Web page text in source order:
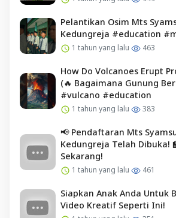
Pelantikan Osim Mts
Kedungreja #education
1 tahun yang lalu 463
How Do Volcanoes Erupt
(🔥 Bagaimana Gunung
#vulcano #education
1 tahun yang lalu 383
📢 Pendaftaran Mts
Kedungreja Telah Dibuka!
Sekarang!
1 tahun yang lalu 461
Siapkan Anak Anda Untuk
Video Kreatif Seperti Ini!